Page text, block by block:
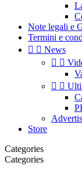
Note legali e
Termini e
  News
 
 
Store
Categories
Categories